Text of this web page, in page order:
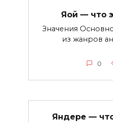
Яой — что
Значения
из жанров
0
Яндере —